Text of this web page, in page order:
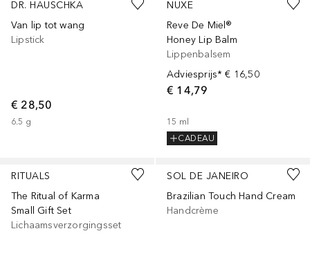
DR. HAUSCHKA
Van lip tot wang
Lipstick
€ 28,50
6.5 g
NUXE
Reve De Miel®
Honey Lip Balm
Lippenbalsem
Adviesprijs* € 16,50
€ 14,79
15 ml
CADEAU
RITUALS
The Ritual of Karma
Small Gift Set
Lichaamsverzorgingsset
SOL DE JANEIRO
Brazilian Touch Hand Cream
Handcrème